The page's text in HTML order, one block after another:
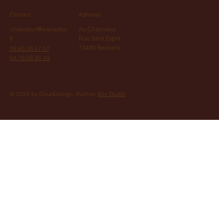
© 2025 by DoudDesign. Built on Wix Studio
Contact
chapoteur@wanadoo.
fr
06 65 35 57 57
04 79 05 95 49
Adresse
Au Chapoteur
Rue Saint Esprit
73480 Bessans